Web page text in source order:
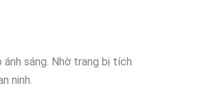
sáng. Nhờ trang bị tích
ninh.